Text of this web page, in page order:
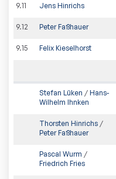
9.11 Jens Hinrichs
9.12 Peter Faßhauer
9.15 Felix Kieselhorst
Stefan Lüken / Hans-
Wilhelm Ihnken
Thorsten Hinrichs /
Peter Faßhauer
Pascal Wurm /
Friedrich Fries